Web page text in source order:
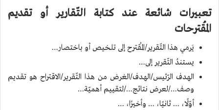
تعبيرات شائعة عند كتابة التّقارير أو تقديم
المُقترحات
يَرمي هذا التّقرير/المُقترح إلى تلخيص أو باختصار…
يستندُ التّقرير إلى…
الهدف الرّئيس/الهدف/الغرض من هذا التّقرير/الاقتراح هو تقديم
وصف…/لعرض نتائج…/لتقييم أهميّة…
أوّلًا، … ثانيًا، … وأخيرًا، …